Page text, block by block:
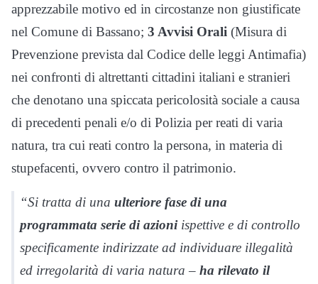
apprezzabile motivo ed in circostanze non giustificate
nel Comune di Bassano; 3 Avvisi Orali (Misura di
Prevenzione prevista dal Codice delle leggi Antimafia)
nei confronti di altrettanti cittadini italiani e stranieri
che denotano una spiccata pericolosità sociale a causa
di precedenti penali e/o di Polizia per reati di varia
natura, tra cui reati contro la persona, in materia di
stupefacenti, ovvero contro il patrimonio.
“Si tratta di una ulteriore fase di una
programmata serie di azioniispettive e di controllo
specificamente indirizzate ad individuare illegalità
ed irregolarità di varia natura – ha rilevato il